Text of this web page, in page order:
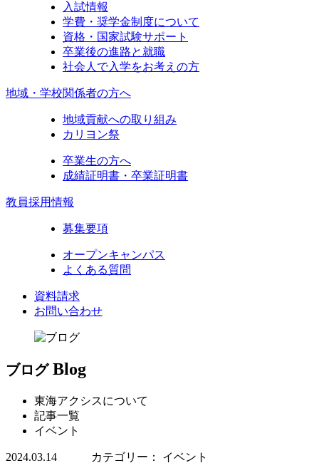
入試情報
学費・奨学金制度について
資格・国家試験サポート
卒業後の進路と就職
社会人で入学をお考えの方
地域・学校関係者の方へ
地域貢献への取り組み
カリヨン祭
卒業生の方へ
成績証明書・卒業証明書
教員採用情報
募集要項
オープンキャンパス
よくある質問
資料請求
お問い合わせ
ブログ Blog
東海アクシスについて
記事一覧
イベント
2024.03.14 カテゴリー： イベント